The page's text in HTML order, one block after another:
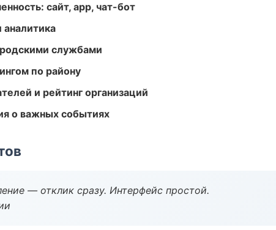
сайт, app, чат-бот
аналитика
службами
по району
и рейтинг организаций
о важных событиях
— отклик сразу. Интерфейс простой.